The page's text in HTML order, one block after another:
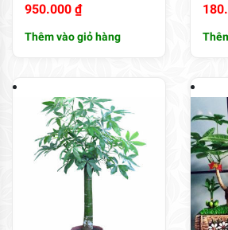
950.000 ₫
Thêm vào giỏ hàng